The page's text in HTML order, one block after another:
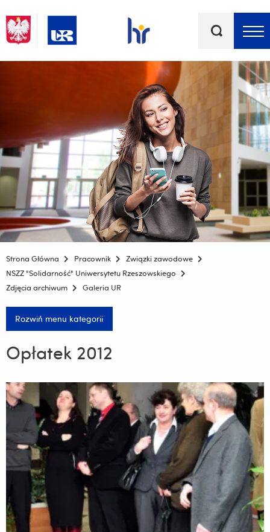
kluczowe
Strona Główna Pracownik
Związki zawodowe
NSZZ "Solidarność" Uniwersytetu Rzeszowskiego
Zdjęcia archiwum
Galeria UR
Rozwiń menu kategorii
Opłatek 2012